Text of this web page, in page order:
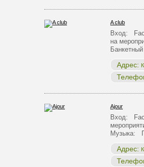
A club
Вход:
на
Адрес:
Ajour
Вход:
Музыка:
Адрес: